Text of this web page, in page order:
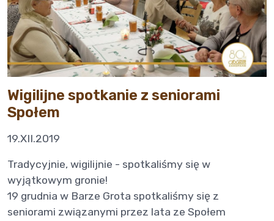
Wigilijne spotkanie z seniorami
Społem
19.XII.2019
Tradycyjnie, wigilijnie - spotkaliśmy się w
wyjątkowym gronie!
19 grudnia w Barze Grota spotkaliśmy się z
seniorami związanymi przez lata ze Społem